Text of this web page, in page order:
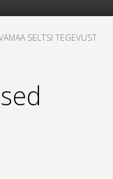
SELTSI TEGEVUST